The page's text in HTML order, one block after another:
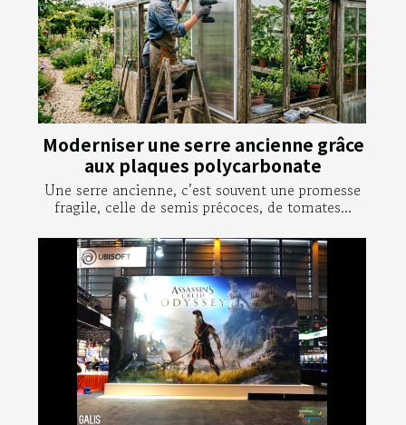
Moderniser une serre ancienne grâce
aux plaques polycarbonate
Une serre ancienne, c’est souvent une promesse
fragile, celle de semis précoces, de tomates...